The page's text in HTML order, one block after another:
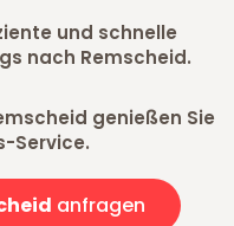
und schnelle
nach Remscheid.
genießen Sie
Service.
anfragen